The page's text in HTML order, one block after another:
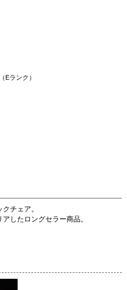
Eランク）
チェア。
したロングセラー商品。